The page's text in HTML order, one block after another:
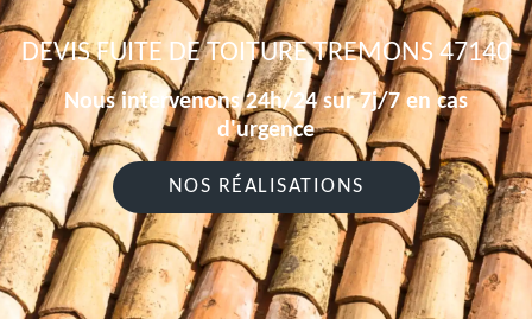
DEVIS FUITE DE TOITURE TREMONS 47140
Nous intervenons 24h/24 sur 7j/7 en cas
d'urgence
NOS RÉALISATIONS